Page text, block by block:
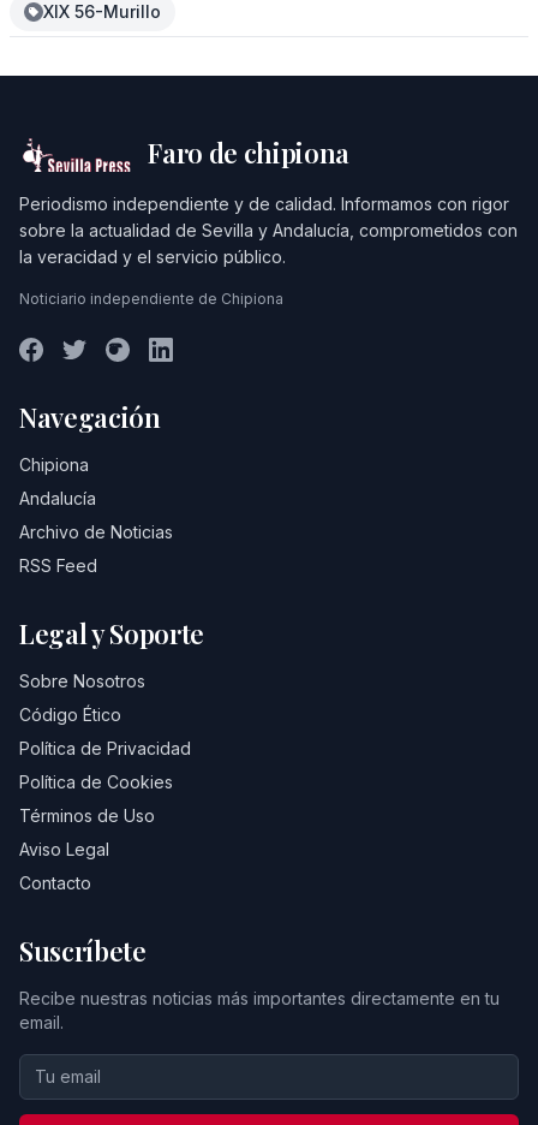
XIX 56-Murillo
Faro de chipiona
Periodismo independiente y de calidad. Informamos con rigor
sobre la actualidad de Sevilla y Andalucía, comprometidos con
la veracidad y el servicio público.
Noticiario independiente de Chipiona
Navegación
Chipiona
Andalucía
Archivo de Noticias
RSS Feed
Legal y Soporte
Sobre Nosotros
Código Ético
Política de Privacidad
Política de Cookies
Términos de Uso
Aviso Legal
Contacto
Suscríbete
Recibe nuestras noticias más importantes directamente en tu
email.